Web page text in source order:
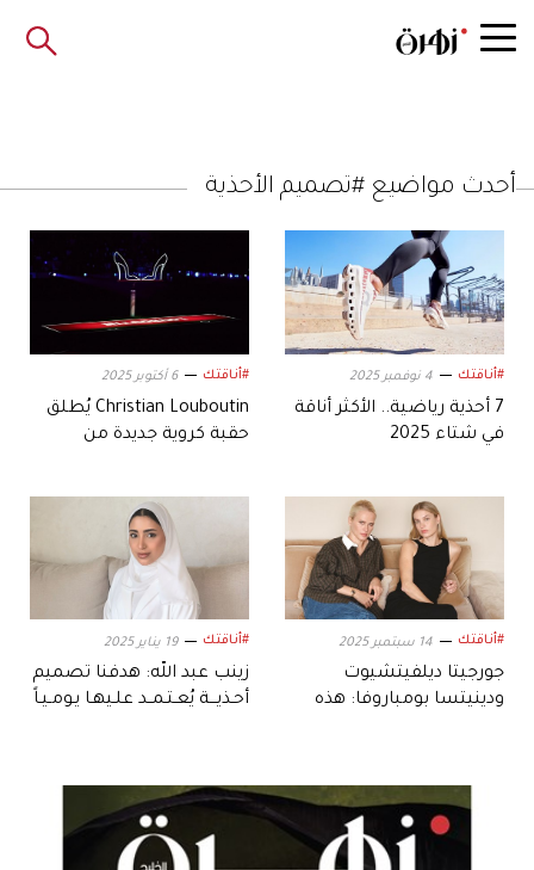
أحدث مواضيع #تصميم الأحذية
#أناقتك 4 نوفمبر 2025
7 أحذية رياضية.. الأكثر أناقة
في شتاء 2025
#أناقتك 6 أكتوبر 2025
Christian Louboutin يُطلق
حقبة كروية جديدة من
#أناقتك 14 سبتمبر 2025
جورجيتا ديلفيتشيوت
ودينيتسا بومباروفا: هذه
#أناقتك 19 يناير 2025
زينب عبد الله: هدفنا تصميم
أحـذيـــة يُعـتـمــد علـيهـا يـومـيـاً